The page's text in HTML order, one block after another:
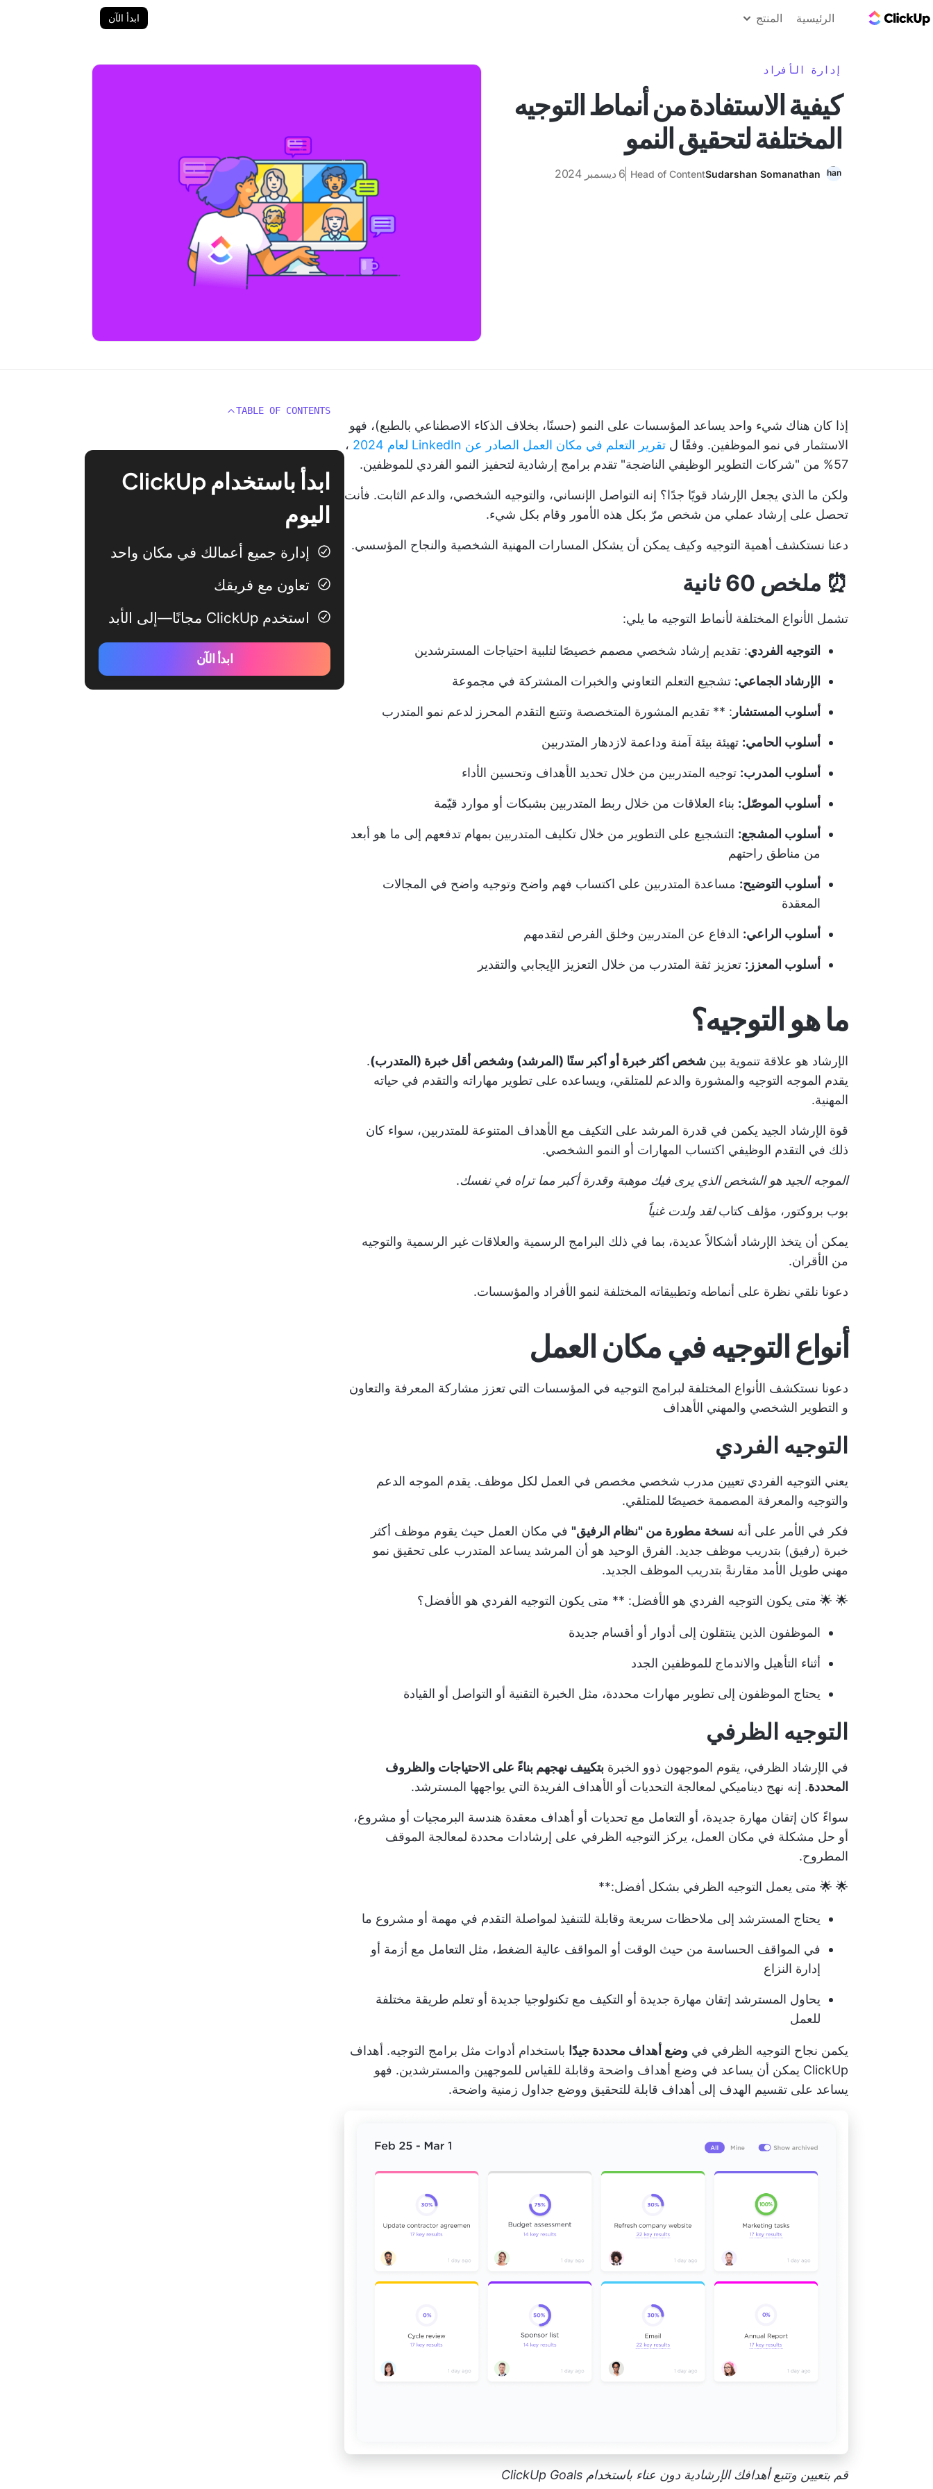
الرئيسية المنتج ابدأ الآن
إدارة الأفراد
كيفية الاستفادة من أنماط التوجيه
المختلفة لتحقيق النمو
Sudarshan Somanathan
Head of Content 6 ديسمبر 2024
إذا كان هناك شيء واحد يساعد المؤسسات على النمو (حسنًا، بخلاف الذكاء الاصطناعي بالطبع)، فهو
الاستثمار في نمو الموظفين. وفقًا ل تقرير التعلم في مكان العمل الصادر عن LinkedIn لعام 2024
،
57% من "شركات التطوير الوظيفي الناضجة" تقدم برامج إرشادية لتحفيز النمو الفردي للموظفين.
ولكن ما الذي يجعل الإرشاد قويًا جدًا؟ إنه التواصل الإنساني، والتوجيه الشخصي، والدعم الثابت. فأنت
تحصل على إرشاد عملي من شخص مرّ بكل هذه الأمور وقام بكل شيء.
دعنا نستكشف أهمية التوجيه وكيف يمكن أن يشكل المسارات المهنية الشخصية والنجاح المؤسسي.
⏰ ملخص 60 ثانية
تشمل الأنواع المختلفة لأنماط التوجيه ما يلي:
التوجيه الفردي: تقديم إرشاد شخصي مصمم خصيصًا لتلبية احتياجات المسترشدين
الإرشاد الجماعي: تشجيع التعلم التعاوني والخبرات المشتركة في مجموعة
أسلوب المستشار : ** تقديم المشورة المتخصصة وتتبع التقدم المحرز لدعم نمو المتدرب
أسلوب الحامي: تهيئة بيئة آمنة وداعمة لازدهار المتدربين
أسلوب المدرب: توجيه المتدربين من خلال تحديد الأهداف وتحسين الأداء
أسلوب الموصّل: بناء العلاقات من خلال ربط المتدربين بشبكات أو موارد قيّمة
أسلوب المشجع: التشجيع على التطوير من خلال تكليف المتدربين بمهام تدفعهم إلى ما هو أبعد
من مناطق راحتهم
أسلوب التوضيح: مساعدة المتدربين على اكتساب فهم واضح وتوجيه واضح في المجالات
المعقدة
أسلوب الراعي: الدفاع عن المتدربين وخلق الفرص لتقدمهم
أسلوب المعزز: تعزيز ثقة المتدرب من خلال التعزيز الإيجابي والتقدير
ما هو التوجيه؟
الإرشاد هو علاقة تنموية بين شخص أكثر خبرة أو أكبر سنًا (المرشد) وشخص أقل خبرة (المتدرب).
يقدم الموجه التوجيه والمشورة والدعم للمتلقي، ويساعده على تطوير مهاراته والتقدم في حياته
المهنية.
قوة الإرشاد الجيد يكمن في قدرة المرشد على التكيف مع الأهداف المتنوعة للمتدربين، سواء كان
ذلك في التقدم الوظيفي اكتساب المهارات أو النمو الشخصي.
الموجه الجيد هو الشخص الذي يرى فيك موهبة وقدرة أكبر مما تراه في نفسك.
بوب بروكتور، مؤلف كتابلقد ولدت غنياً
يمكن أن يتخذ الإرشاد أشكالاً عديدة، بما في ذلك البرامج الرسمية والعلاقات غير الرسمية والتوجيه
من الأقران.
دعونا نلقي نظرة على أنماطه وتطبيقاته المختلفة لنمو الأفراد والمؤسسات.
أنواع التوجيه في مكان العمل
دعونا نستكشف الأنواع المختلفة لبرامج التوجيه في المؤسسات التي تعزز مشاركة المعرفة والتعاون
و التطوير الشخصي والمهني الأهداف
التوجيه الفردي
يعني التوجيه الفردي تعيين مدرب شخصي مخصص في العمل لكل موظف. يقدم الموجه الدعم
والتوجيه والمعرفة المصممة خصيصًا للمتلقي.
فكر في الأمر على أنه نسخة مطورة من "نظام الرفيق" في مكان العمل حيث يقوم موظف أكثر
خبرة (رفيق) بتدريب موظف جديد. الفرق الوحيد هو أن المرشد يساعد المتدرب على تحقيق نمو
مهني طويل الأمد مقارنةً بتدريب الموظف الجديد.
🌟 🌟 متى يكون التوجيه الفردي هو الأفضل: ** متى يكون التوجيه الفردي هو الأفضل؟
الموظفون الذين ينتقلون إلى أدوار أو أقسام جديدة
أثناء التأهيل والاندماج للموظفين الجدد
يحتاج الموظفون إلى تطوير مهارات محددة، مثل الخبرة التقنية أو التواصل أو القيادة
التوجيه الظرفي
في الإرشاد الظرفي، يقوم الموجهون ذوو الخبرة بتكييف نهجهم بناءً على الاحتياجات والظروف
المحددة. إنه نهج ديناميكي لمعالجة التحديات أو الأهداف الفريدة التي يواجهها المسترشد.
سواءً كان إتقان مهارة جديدة، أو التعامل مع تحديات أو أهداف معقدة هندسة البرمجيات أو مشروع،
أو حل مشكلة في مكان العمل، يركز التوجيه الظرفي على إرشادات محددة لمعالجة الموقف
المطروح.
🌟 🌟 متى يعمل التوجيه الظرفي بشكل أفضل:**
يحتاج المسترشد إلى ملاحظات سريعة وقابلة للتنفيذ لمواصلة التقدم في مهمة أو مشروع ما
في المواقف الحساسة من حيث الوقت أو المواقف عالية الضغط، مثل التعامل مع أزمة أو
إدارة النزاع
يحاول المسترشد إتقان مهارة جديدة أو التكيف مع تكنولوجيا جديدة أو تعلم طريقة مختلفة
للعمل
يكمن نجاح التوجيه الظرفي في وضع أهداف محددة جيدًا باستخدام أدوات مثل برامج التوجيه. أهداف
ClickUp يمكن أن يساعد في وضع أهداف واضحة وقابلة للقياس للموجهين والمسترشدين. فهو
يساعد على تقسيم الهدف إلى أهداف قابلة للتحقيق ووضع جداول زمنية واضحة.
قم بتعيين وتتبع أهدافك الإرشادية دون عناء باستخدام ClickUp Goals
TABLE OF CONTENTS
ابدأ باستخدام ClickUp
اليوم
إدارة جميع أعمالك في مكان واحد
تعاون مع فريقك
استخدم ClickUp مجانًا—إلى الأبد
ابدأ الآن